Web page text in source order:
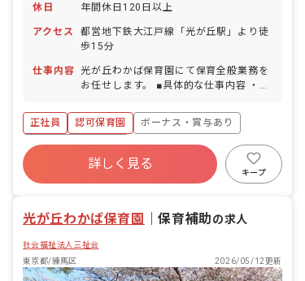
休日 年間休日120日以上
アクセス
都営地下鉄大江戸線「光が丘駅」より徒
歩15分
仕事内容
光が丘わかば保育園にて保育全般業務を
お任せします。 ■具体的な仕事内容 ・通
務業務 ・保護者との面談 ・保育に関す
る企画・立案など
正社員 認可保育園
ボーナス・賞与あり
年間休日120日以上
寮・住宅・家賃補助あり
社会保険完備
昇給昇進あり
詳しく見る
キープ
光が丘わかば保育園 ｜保育補助の求人
社会福祉法人三祉会
東京都/練馬区
2026/05/12更新